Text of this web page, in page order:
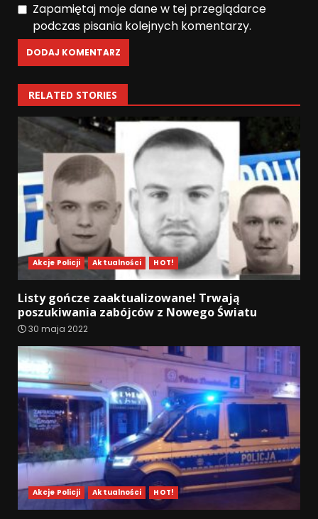
Zapamiętaj moje dane w tej przeglądarce
podczas pisania kolejnych komentarzy.
RELATED STORIES
Akcje Policji Aktualności HOT!
Listy gończe zaaktualizowane! Trwają
poszukiwania zabójców z Nowego Światu
30 maja 2022
Akcje Policji Aktualności HOT!